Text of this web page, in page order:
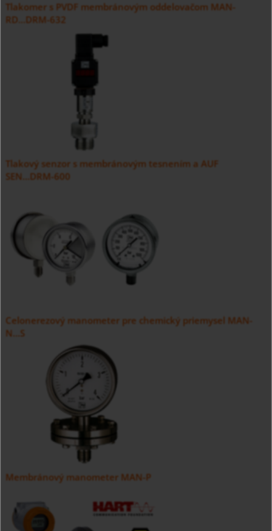
Tlakomer s PVDF membránovým oddelovačom MAN-
RD...DRM-632
Tlakový senzor s membránovým tesnením a AUF
SEN...DRM-600
Celonerezový manometer pre chemický priemysel MAN-
N...S
Membránový manometer MAN-P